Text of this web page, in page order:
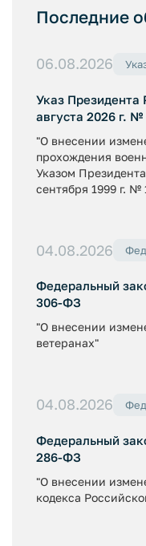
Последние
06.08.2026
Указ Президента
августа 2026 г.
"О внесении
прохождения
Указом
сентября 1999 г. №
04.08.2026
Федеральный
306-ФЗ
"О внесении
ветеранах"
04.08.2026
Федеральный
286-ФЗ
"О внесении
кодекса